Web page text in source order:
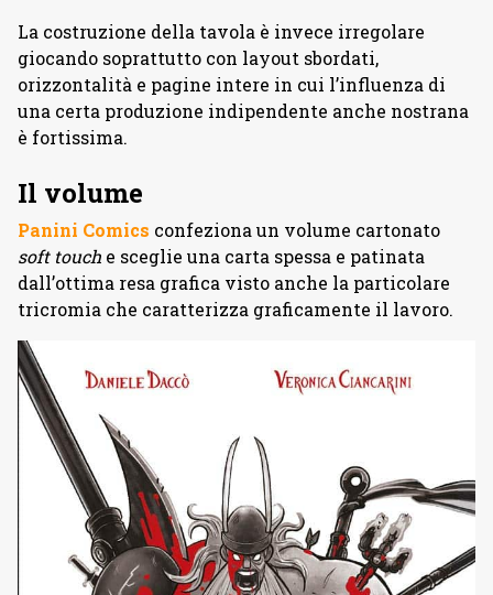
La costruzione della tavola è invece irregolare
giocando soprattutto con layout sbordati,
orizzontalità e pagine intere in cui l’influenza di
una certa produzione indipendente anche nostrana
è fortissima.
Il volume
Panini Comics confeziona un volume cartonato
soft touch e sceglie una carta spessa e patinata
dall’ottima resa grafica visto anche la particolare
tricromia che caratterizza graficamente il lavoro.